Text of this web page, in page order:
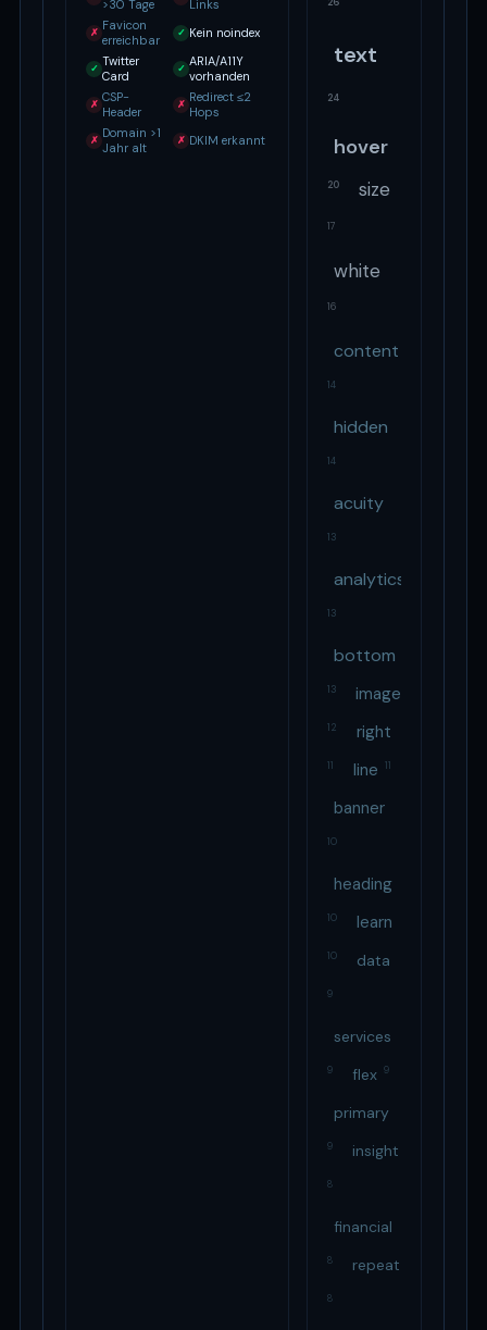
>30 Tage Links
✗ Favicon
erreichbar
✓ Kein noindex
✓ Twitter
Card
✓ ARIA/A11Y
vorhanden
✗ CSP-
Header
✗ Redirect ≤2
Hops
✗ Domain >1
Jahr alt
✗ DKIM erkannt
text
24
hover
20 size
17
white
16
content
14
hidden
14
acuity
13
analytics
13
bottom
13 image
12 right
11 line 11
banner
10
heading
10 learn
10 data
9
services
9 flex 9
primary
9 insight
8
financial
8 repeat
8